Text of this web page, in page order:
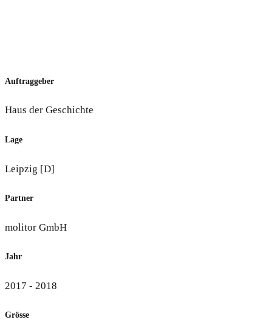
Auftraggeber
Haus der Geschichte
Lage
Leipzig [D]
Partner
molitor GmbH
Jahr
2017 - 2018
Grösse